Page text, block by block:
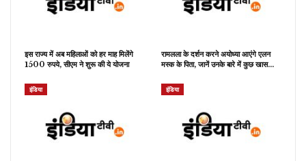
इस राज्य में अब महिलाओं को हर माह मिलेंगे
1500 रुपये, सीएम ने शुरू की ये योजना
रामलला के दर्शन करने अयोध्या आएंगे एलन
मस्क के पिता, जानें उनके बारे में कुछ खास…
इंडिया इंडिया